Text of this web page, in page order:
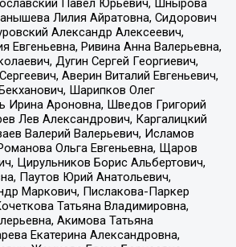
Павел Юрьевич, Шнырова
Лилия Айратовна, Сидорович
Александр Алексеевич,
Евгеньевна, Ривина Анна Валерьевна,
Дугин Сергей Георгиевич,
Аверин Виталий Евгеньевич,
Шарипков Олег
Ирина Ароновна, Шведов Григорий
Лев Александрович, Каргалицкий
Валерий Валерьевич, Исламов
Ольга Евгеньевна, Щаров
Цирульников Борис Альбертович,
Паутов Юрий Анатольевич,
Маркович, Пислакова-Паркер
Татьяна Владимировна,
Акимова Татьяна
Екатерина Александровна,